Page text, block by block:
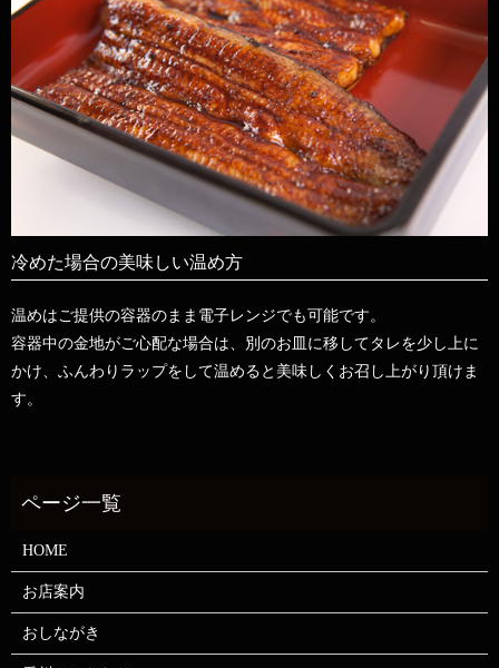
冷めた場合の美味しい温め方
温めはご提供の容器のまま電子レンジでも可能です。
容器中の金地がご心配な場合は、別のお皿に移してタレを少し上に
かけ、ふんわりラップをして温めると美味しくお召し上がり頂けま
す。
HOME
お店案内
おしながき